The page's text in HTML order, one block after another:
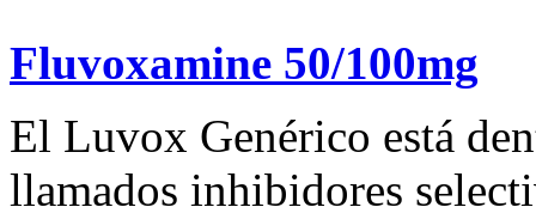
Fluvoxamine 50/100mg
El Luvox Genérico está
llamados inhibidores